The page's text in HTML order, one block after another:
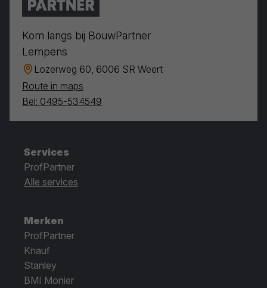
Kom langs bij BouwPartner
Lempens
Lozerweg 60, 6006 SR Weert
Route in maps
Bel: 0495-534549
Services
ProfPartner
Alle services
Merken
ProfPartner
Knauf
Stanley
BMI Monier